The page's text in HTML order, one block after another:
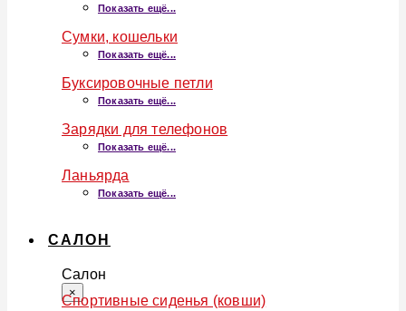
Показать ещё...
Сумки, кошельки
Показать ещё...
Буксировочные петли
Показать ещё...
Зарядки для телефонов
Показать ещё...
Ланьярда
Показать ещё...
САЛОН
Салон
×
Спортивные сиденья (ковши)